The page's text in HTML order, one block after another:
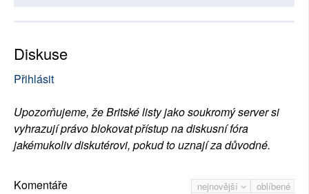
Diskuse
Přihlásit
Upozorňujeme, že Britské listy jako soukromý server si
vyhrazují právo blokovat přístup na diskusní fóra
jakémukoliv diskutérovi, pokud to uznají za důvodné.
nejnovější oblíbené
Komentáře